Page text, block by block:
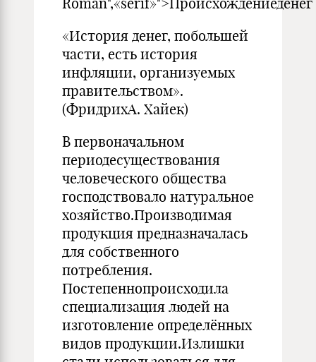
«История денег, побольшей
части, есть история
инфляции, организуемых
правительством».
(ФридрихА. Хайек)
В первоначальном
периодесуществования
человеческого общества
господствовало натуральное
хозяйство.Производимая
продукция предназначалась
для собственного
потребления.
Постепеннопроисходила
специализация людей на
изготовление определённых
видов продукции.Излишки